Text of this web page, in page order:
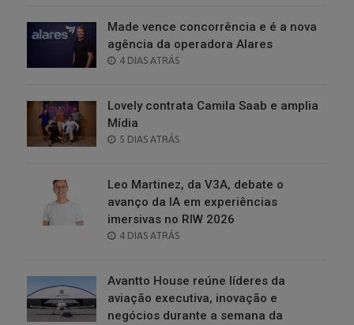
Made vence concorrência e é a nova
agência da operadora Alares
POSTED
4 DIAS ATRÁS
Lovely contrata Camila Saab e amplia
Mídia
POSTED
5 DIAS ATRÁS
Leo Martinez, da V3A, debate o
avanço da IA em experiências
imersivas no RIW 2026
POSTED
4 DIAS ATRÁS
Avantto House reúne líderes da
aviação executiva, inovação e
negócios durante a semana da